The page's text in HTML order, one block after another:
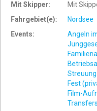
Mit Skipper:
Mit
Fahrgebiet(e):
Nordsee
Events:
Angeln
Fest
Film-
Transfers